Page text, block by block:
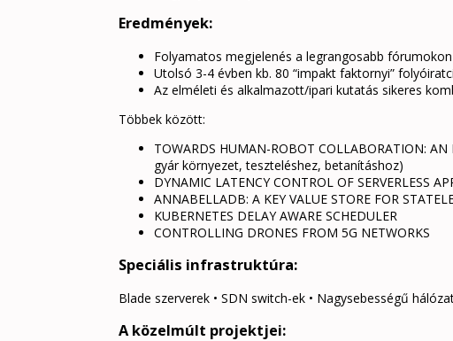
Eredmények:
Folyamatos megjelenés a legrangosabb
Utolsó 3-4 évben kb. 80 “impakt faktornyi”
Az elméleti és alkalmazott/ipari kutatás sikeres
Többek között:
TOWARDS HUMAN-ROBOT COLLABORATION:
gyár környezet, teszteléshez, betanításhoz)
DYNAMIC LATENCY CONTROL OF SERVERLESS
ANNABELLADB: A KEY VALUE STORE FOR
KUBERNETES DELAY AWARE SCHEDULER
CONTROLLING DRONES FROM 5G NETWORKS
Speciális infrastruktúra:
Blade szerverek • SDN switch-ek • Nagysebességű
A közelmúlt projektjei: